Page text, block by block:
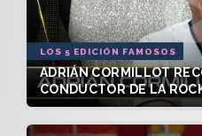
LOS 5 EDICIÓN FAMOSOS
ADRIÁN CORMILLOT
CONDUCTOR DE LA